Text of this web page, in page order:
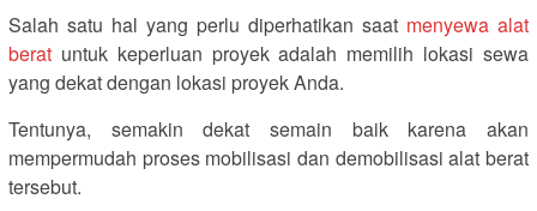
Salah satu hal yang perlu diperhatikan saat menyewa alat
berat untuk keperluan proyek adalah memilih lokasi sewa
yang dekat dengan lokasi proyek Anda.
Tentunya, semakin dekat semain baik karena akan
mempermudah proses mobilisasi dan demobilisasi alat berat
tersebut.